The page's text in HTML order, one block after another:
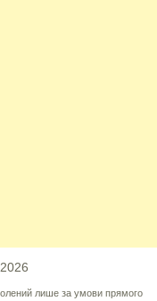
лише за умови прямого